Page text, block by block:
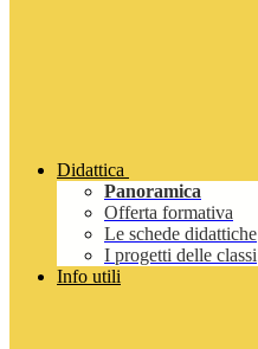
Didattica
Panoramica
Offerta formativa
Le schede didattiche
I progetti delle classi
Info utili